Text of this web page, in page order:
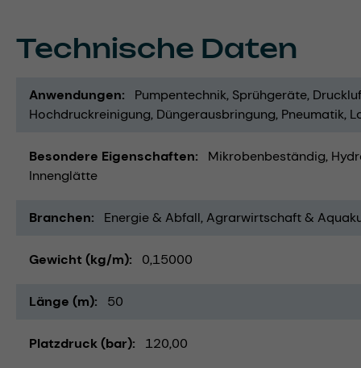
Technische Daten
Anwendungen Pumpentechnik Sprühgeräte
Hochdruckreinigung Düngerausbringung Pneumatik
Besondere Eigenschaften Mikrobenbeständig
Innenglätte
Branchen Energie & Abfall Agrarwirtschaft &
Gewicht (kg/m) 0,15000
Länge (m) 50
Platzdruck (bar) 120,00